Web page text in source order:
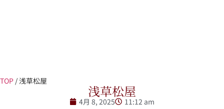
TOP /浅草松屋
浅草松屋
4月 8, 2025 11:12 am